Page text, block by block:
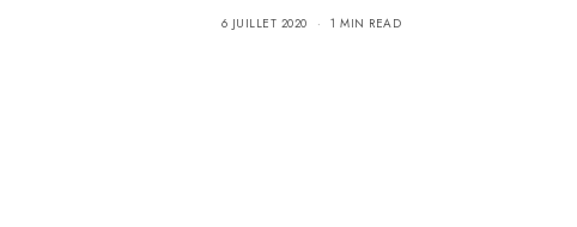
6 JUILLET 2020 1 MIN READ